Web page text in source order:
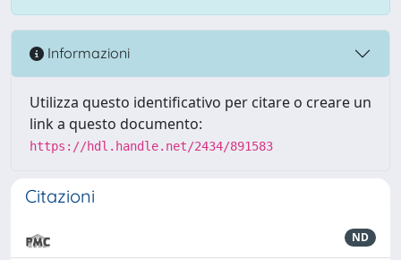
Informazioni
Utilizza questo identificativo per citare o creare un
link a questo documento:
https://hdl.handle.net/2434/891583
Citazioni
ND